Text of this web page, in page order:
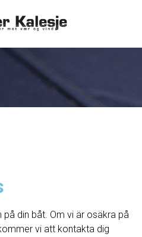
din båt. Om vi ​​är osäkra på
vi att kontakta dig